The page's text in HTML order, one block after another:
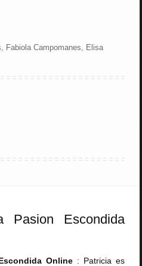
Fabiola Campomanes, Elisa
Pasion Escondida
Online : Patricia es